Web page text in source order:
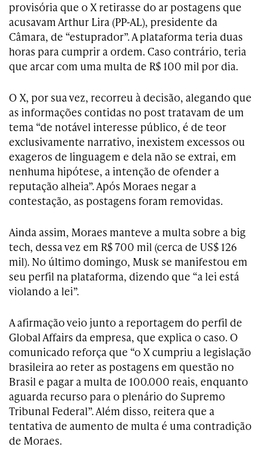
provisória que o X retirasse do ar postagens que
acusavam Arthur Lira (PP-AL), presidente da
Câmara, de “estuprador”. A plataforma teria duas
horas para cumprir a ordem. Caso contrário, teria
que arcar com uma multa de R$ 100 mil por dia.
O X, por sua vez, recorreu à decisão, alegando que
as informações contidas no post tratavam de um
tema “de notável interesse público, é de teor
exclusivamente narrativo, inexistem excessos ou
exageros de linguagem e dela não se extrai, em
nenhuma hipótese, a intenção de ofender a
reputação alheia”. Após Moraes negar a
contestação, as postagens foram removidas.
Ainda assim, Moraes manteve a multa sobre a big
tech, dessa vez em R$ 700 mil (cerca de US$ 126
mil). No último domingo, Musk se manifestou em
seu perfil na plataforma, dizendo que “a lei está
violando a lei”.
A afirmação veio junto a reportagem do perfil de
Global Affairs da empresa, que explica o caso. O
comunicado reforça que “o X cumpriu a legislação
brasileira ao reter as postagens em questão no
Brasil e pagar a multa de 100.000 reais, enquanto
aguarda recurso para o plenário do Supremo
Tribunal Federal”. Além disso, reitera que a
tentativa de aumento de multa é uma contradição
de Moraes.